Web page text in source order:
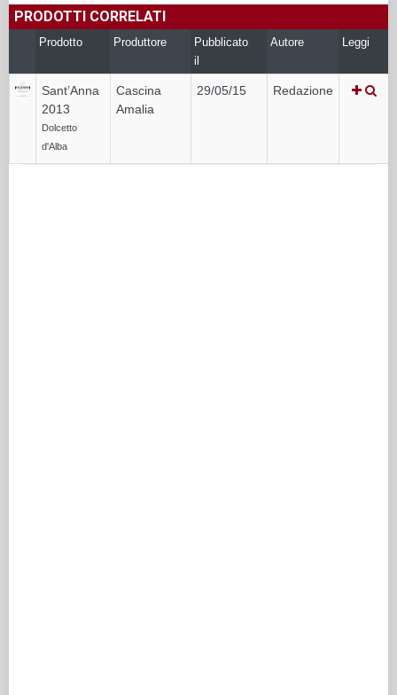
PRODOTTI CORRELATI
Prodotto Produttore
Pubblicato
il
Autore Leggi
Sant’Anna
2013
Dolcetto
d'Alba
Cascina
Amalia
29/05/15 Redazione